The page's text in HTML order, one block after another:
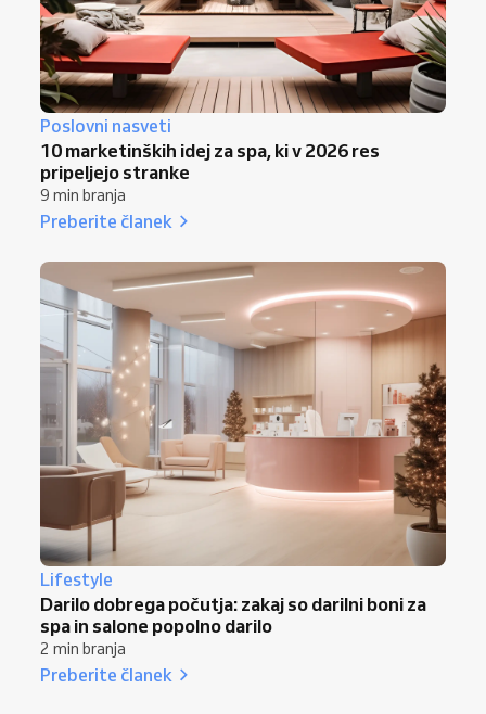
Poslovni nasveti
10 marketinških idej za spa, ki v 2026 res
pripeljejo stranke
9 min branja
Preberite članek
Lifestyle
Darilo dobrega počutja: zakaj so darilni boni za
spa in salone popolno darilo
2 min branja
Preberite članek